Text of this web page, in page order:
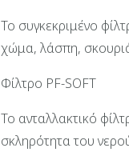
Το συγκεκριμένο
χώμα, λάσπη,
Φίλτρο PF-SOFT
Το ανταλλακτικό
σκληρότητα του